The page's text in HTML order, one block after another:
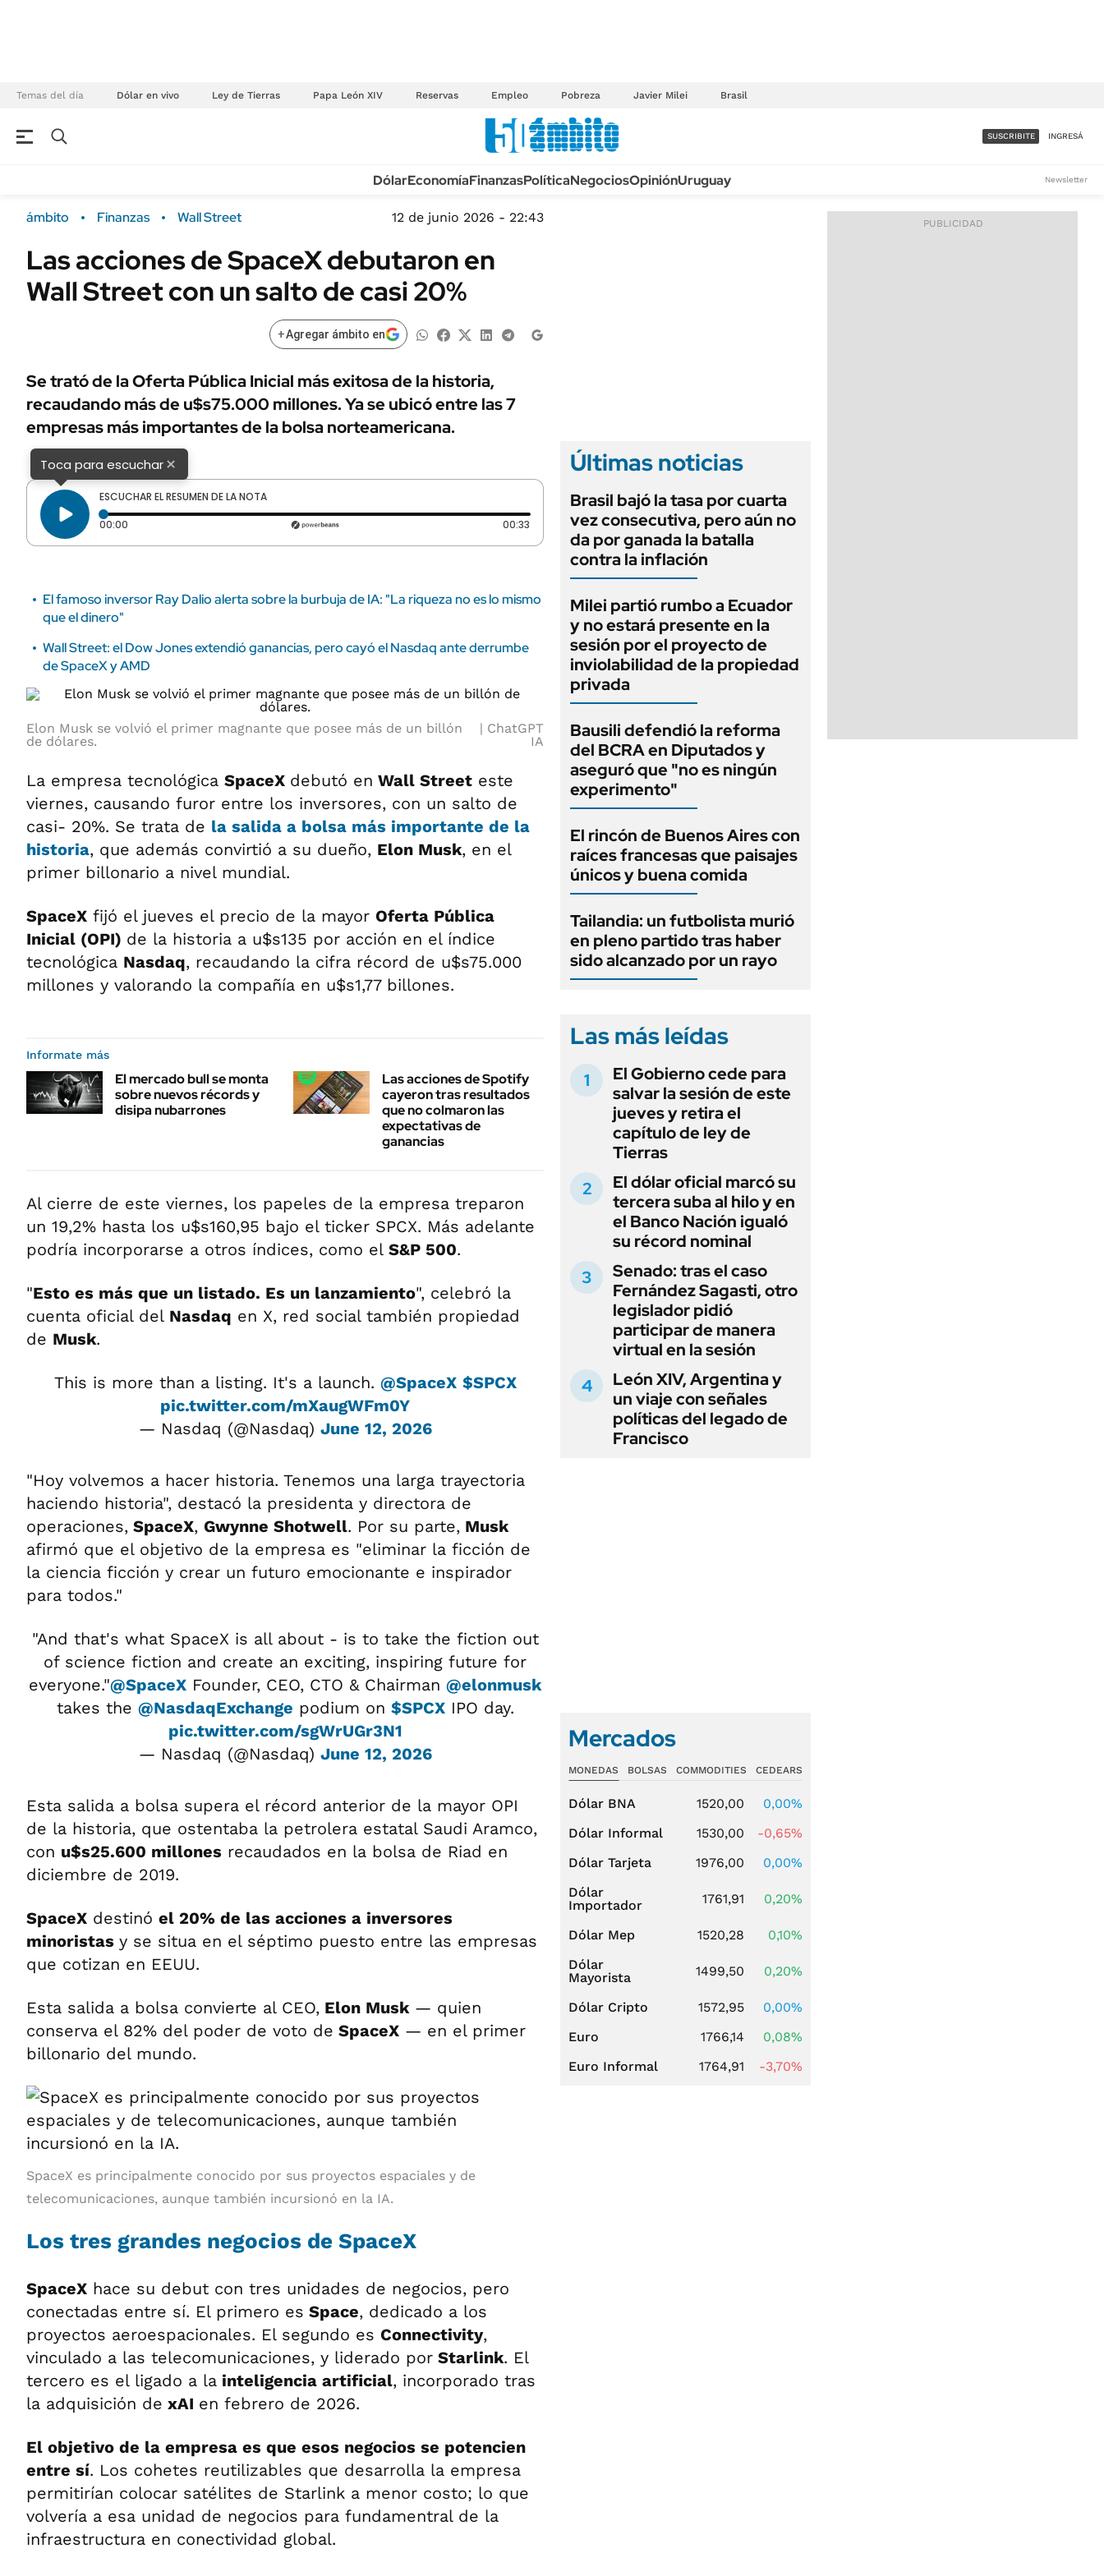
Temas del día Dólar en vivo Ley de Tierras Papa León XIV Reservas Empleo Pobreza Javier Milei Brasil
Campo
FINANZAS
ÁMBITO DEBATE
MEDIAKIT AMBITO DEBATE
Sustentabilidad
POLÍTICA
URUGUAY
TECNOLOGÍA
MÉXICO
MUNDO
INFORMACIÓN GENERAL
LIFESTYLE
AUTOS
ACCESO FULL - $1.800/MES
SUSCRIBITE INGRESÁ
DólarEconomíaFinanzasPolíticaNegociosOpiniónUruguay Newsletter
ámbito Finanzas Wall Street 12 de junio 2026 - 22:43
Las acciones de SpaceX debutaron en
Wall Street con un salto de casi 20%
+Agregar ámbito en
Se trató de la Oferta Pública Inicial más exitosa de la historia,
recaudando más de u$s75.000 millones. Ya se ubicó entre las 7
empresas más importantes de la bolsa norteamericana.
Toca para escuchar×
ESCUCHAR EL RESUMEN DE LA NOTA
00:00 Tiempo transcurrido: 0 segundos 00:33Duración: 33 segundos
El famoso inversor Ray Dalio alerta sobre la burbuja de IA: "La riqueza no es lo mismo
que el dinero"
Wall Street: el Dow Jones extendió ganancias, pero cayó el Nasdaq ante derrumbe
de SpaceX y AMD
Elon Musk se volvió el primer magnante que posee más de un billón
de dólares.
ChatGPT
IA
La empresa tecnológica SpaceX debutó en Wall Street este
viernes, causando furor entre los inversores, con un salto de
casi- 20%. Se trata de la salida a bolsa más importante de la
historia, que además convirtió a su dueño, Elon Musk, en el
primer billonario a nivel mundial.
SpaceX fijó el jueves el precio de la mayor Oferta Pública
Inicial (OPI) de la historia a u$s135 por acción en el índice
tecnológica Nasdaq, recaudando la cifra récord de u$s75.000
millones y valorando la compañía en u$s1,77 billones.
Informate más
El mercado bull se monta
sobre nuevos récords y
disipa nubarrones
Las acciones de Spotify
cayeron tras resultados
que no colmaron las
expectativas de
ganancias
Al cierre de este viernes, los papeles de la empresa treparon
un 19,2% hasta los u$s160,95 bajo el ticker SPCX. Más adelante
podría incorporarse a otros índices, como el S&P 500.
"Esto es más que un listado. Es un lanzamiento", celebró la
cuenta oficial del Nasdaq en X, red social también propiedad
de Musk.
This is more than a listing. It's a launch. @SpaceX $SPCX
pic.twitter.com/mXaugWFm0Y
— Nasdaq (@Nasdaq) June 12, 2026
"Hoy volvemos a hacer historia. Tenemos una larga trayectoria
haciendo historia", destacó la presidenta y directora de
operaciones, SpaceX, Gwynne Shotwell. Por su parte, Musk
afirmó que el objetivo de la empresa es "eliminar la ficción de
la ciencia ficción y crear un futuro emocionante e inspirador
para todos."
"And that's what SpaceX is all about - is to take the fiction out
of science fiction and create an exciting, inspiring future for
everyone."@SpaceX Founder, CEO, CTO & Chairman @elonmusk
takes the @NasdaqExchange podium on $SPCXIPO day.
pic.twitter.com/sgWrUGr3N1
— Nasdaq (@Nasdaq) June 12, 2026
Esta salida a bolsa supera el récord anterior de la mayor OPI
de la historia, que ostentaba la petrolera estatal Saudi Aramco,
con u$s25.600 millones recaudados en la bolsa de Riad en
diciembre de 2019.
SpaceX destinó el 20% de las acciones a inversores
minoristas y se situa en el séptimo puesto entre las empresas
que cotizan en EEUU.
Esta salida a bolsa convierte al CEO, Elon Musk— quien
conserva el 82% del poder de voto de SpaceX — en el primer
billonario del mundo.
SpaceX es principalmente conocido por sus proyectos espaciales y de
telecomunicaciones, aunque también incursionó en la IA.
Los tres grandes negocios de SpaceX
SpaceX hace su debut con tres unidades de negocios, pero
conectadas entre sí. El primero es Space, dedicado a los
proyectos aeroespacionales. El segundo es Connectivity,
vinculado a las telecomunicaciones, y liderado por Starlink. El
tercero es el ligado a la inteligencia artificial, incorporado tras
la adquisición de xAI en febrero de 2026.
El objetivo de la empresa es que esos negocios se potencien
entre sí. Los cohetes reutilizables que desarrolla la empresa
permitirían colocar satélites de Starlink a menor costo; lo que
volvería a esa unidad de negocios para fundamentral de la
infraestructura en conectividad global.
Últimas noticias
Brasil bajó la tasa por cuarta
vez consecutiva, pero aún no
da por ganada la batalla
contra la inflación
Milei partió rumbo a Ecuador
y no estará presente en la
sesión por el proyecto de
inviolabilidad de la propiedad
privada
Bausili defendió la reforma
del BCRA en Diputados y
aseguró que "no es ningún
experimento"
El rincón de Buenos Aires con
raíces francesas que paisajes
únicos y buena comida
Tailandia: un futbolista murió
en pleno partido tras haber
sido alcanzado por un rayo
Las más leídas
El Gobierno cede para
salvar la sesión de este
jueves y retira el
capítulo de ley de
Tierras
El dólar oficial marcó su
tercera suba al hilo y en
el Banco Nación igualó
su récord nominal
Senado: tras el caso
Fernández Sagasti, otro
legislador pidió
participar de manera
virtual en la sesión
León XIV, Argentina y
un viaje con señales
políticas del legado de
Francisco
Mercados
MONEDAS BOLSAS COMMODITIES CEDEARS
Dólar BNA 1520,00
0,00%
Dólar Informal
1530,00
-0,65%
Dólar Tarjeta
1976,00
0,00%
Dólar
Importador
1761,91 0,20%
Dólar Mep 1520,28
0,10%
Dólar
Mayorista
1499,50 0,20%
Dólar Cripto 1572,95
0,00%
Euro
1766,14
0,08%
Euro Informal
1764,91 -3,70%